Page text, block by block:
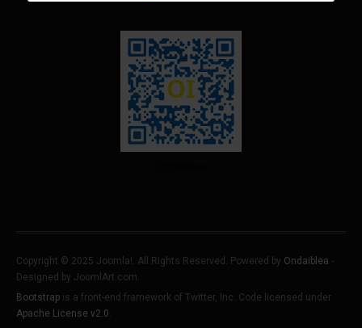
Copyright © 2025 Joomla!. All Rights Reserved. Powered by Ondaiblea -
Designed by JoomlArt.com.
Bootstrap is a front-end framework of Twitter, Inc. Code licensed under
Apache License v2.0.